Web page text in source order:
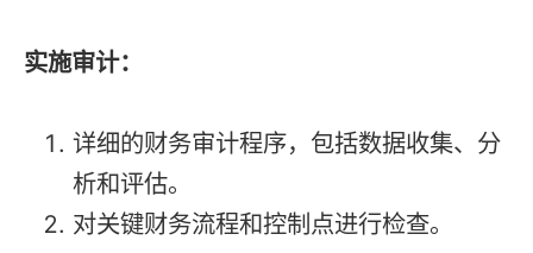
实施审计：
详细的财务审计程序，包括数据收集、分
析和评估。
对关键财务流程和控制点进行检查。